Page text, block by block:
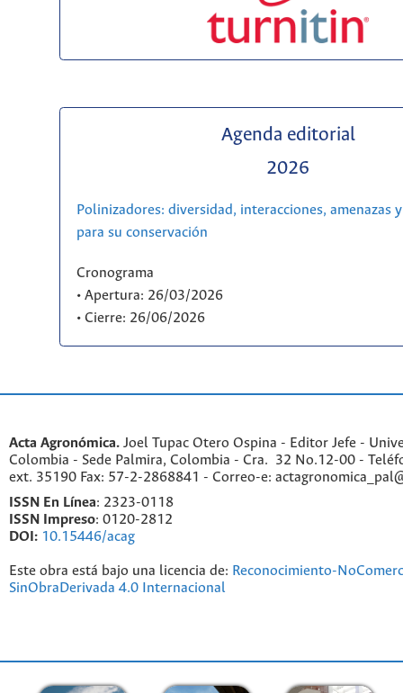
Agenda editorial
2026
Polinizadores: diversidad, interacciones, amenazas
para su conservación
Cronograma
• Apertura: 26/03/2026
• Cierre: 26/06/2026
Acta Agronómica. Joel Tupac Otero Ospina - Editor Jefe -
Colombia - Sede Palmira, Colombia - Cra. 32 No.12-00 -
ext. 35190 Fax: 57-2-2868841 - Correo-e:
ISSN En Línea: 2323-0118
ISSN Impreso: 0120-2812
DOI: 10.15446/acag
Este obra está bajo una licencia de: Reconocimiento-
SinObraDerivada 4.0 Internacional